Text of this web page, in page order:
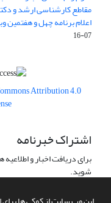
مقاطع کارشناسی ارشد و
اعلام برنامه چهل و هفتمین
07-16
Attribution 4.0
اشتراک خبرنامه
برای دریافت اخبار و
شوید.